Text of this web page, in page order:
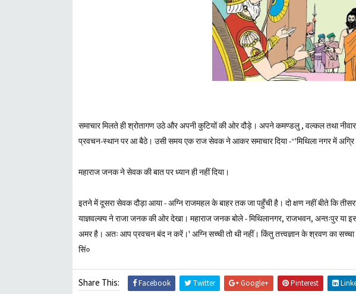
समाचार मिलते ही श्रोतागण उठे और अपनी कुटियों की ओर दौड़े। अपने कमण्डलु , वल्कल तथा
प्रवचन-स्थान पर आ बैठे। उसी समय एक राज सेवक ने आकर समाचार दिया -“'मिथिला नगर में अग्रि
महाराज जनक ने सेवक की बात पर ध्यान ही नहीं दिया।
इतने में दूसरा सेवक दौड़ा आया - अग्नि राजमहल के बाहर तक जा पहुँची है। दो क्षण नहीं बीते कि
याज्ञवल्क्य ने राजा जनक की ओर देखा। महाराज जनक बोले - मिथिलानगर, राजभवन, अन्तःपुर या
अमर है। अतः आप प्रवचन बंद न करें।' अग्नि सच्ची तो थी नहीं। किंतु तत्त्वज्ञान के श्रवण का
सिं०
Share This: Facebook Twitter Google+ Pinterest